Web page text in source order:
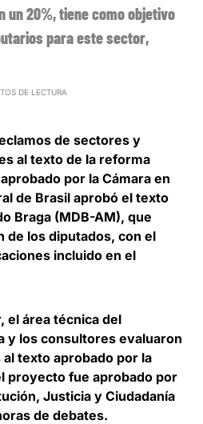
un 20%, tiene como objetivo
para este sector,
DE LECTURA
de sectores y
al texto de la reforma
por la Cámara en
de Brasil aprobó el texto
Braga (MDB-AM), que
de los diputados, con el
incluido en el
el área técnica del
y los consultores evaluaron
texto aprobado por la
proyecto fue aprobado por
Justicia y Ciudadanía
de debates.